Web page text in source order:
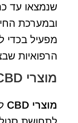
שנמצאו עד
מפעיל בכדי
הרפואיות
מוצרי CBD
מוצרי CBD